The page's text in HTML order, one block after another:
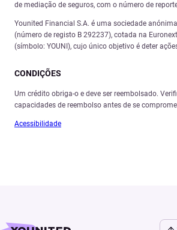
de mediação de seguros, com o número de
Younited Financial S.A. é uma sociedade
(número de registo B 292237), cotada na
(símbolo: YOUNI), cujo único objetivo é deter
CONDIÇÕES
Um crédito obriga-o e deve ser reembolsado.
capacidades de reembolso antes de se
Acessibilidade